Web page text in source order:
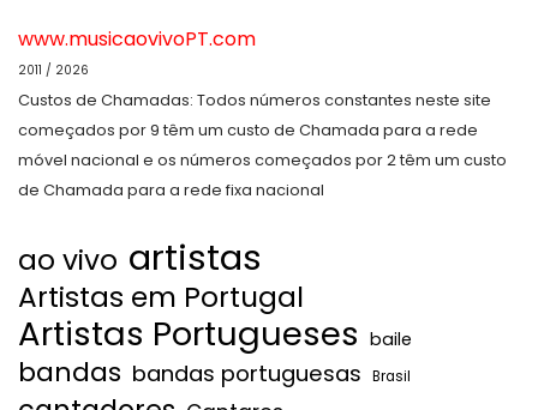
www.musicaovivoPT.com
2011 / 2026
Custos de Chamadas: Todos números constantes neste site
começados por 9 têm um custo de Chamada para a rede
móvel nacional e os números começados por 2 têm um custo
de Chamada para a rede fixa nacional
ao vivo artistas
Artistas em Portugal
Artistas Portugueses baile
bandas bandas portuguesas Brasil